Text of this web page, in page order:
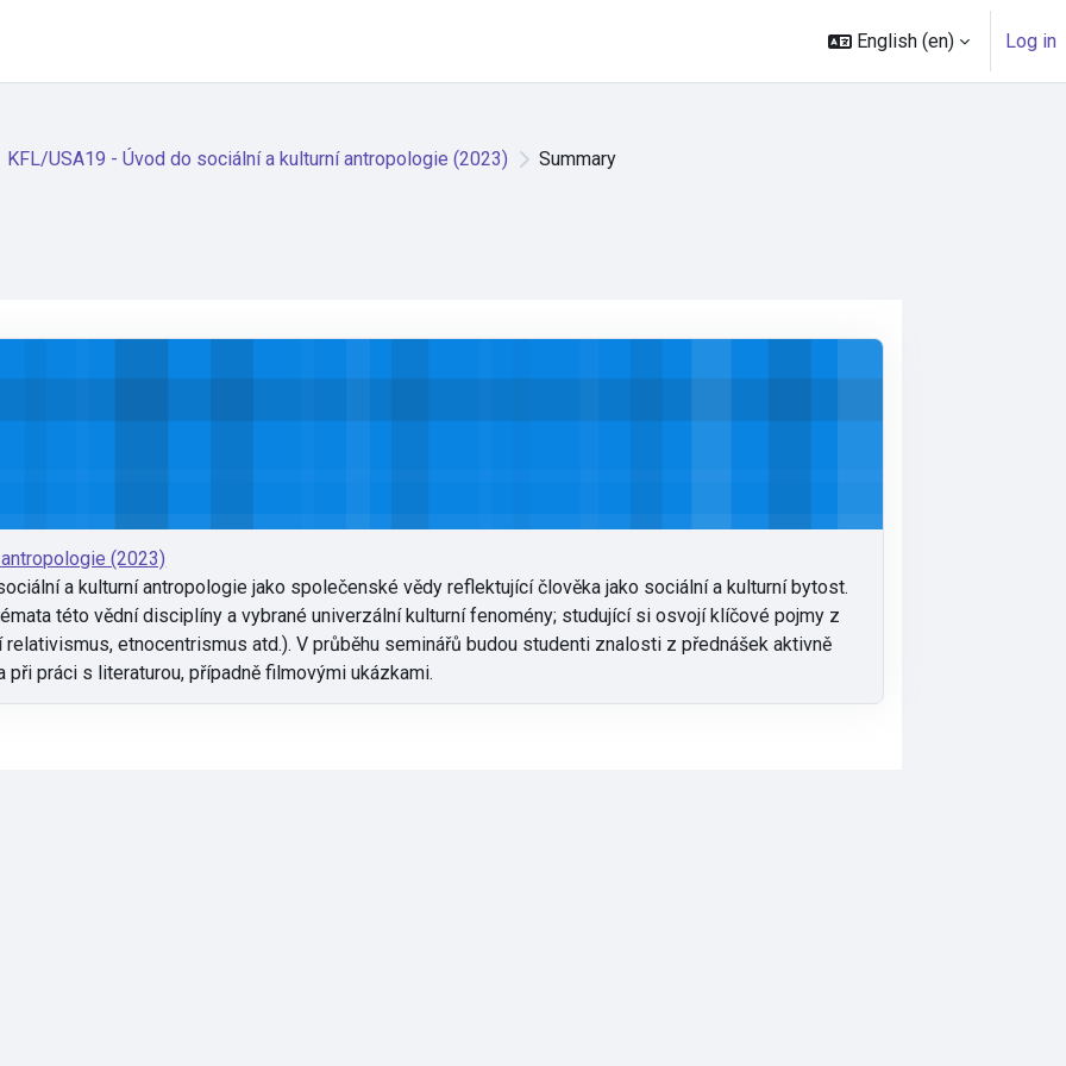
English ‎(en)‎ Log in
KFL/USA19 - Úvod do sociální a kulturní antropologie (2023) Summary
(2023)
(2023)
a kulturní antropologie jako společenské vědy reflektující člověka jako sociální a kulturní bytost.
této vědní disciplíny a vybrané univerzální kulturní fenomény; studující si osvojí klíčové pojmy z
relativismus, etnocentrismus atd.). V průběhu seminářů budou studenti znalosti z přednášek aktivně
práci s literaturou, případně filmovými ukázkami.